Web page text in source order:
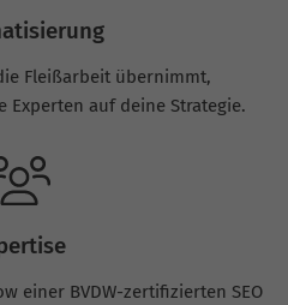
Fleißarbeit übernimmt,
Experten auf deine Strategie.
einer BVDW-zertifizierten SEO